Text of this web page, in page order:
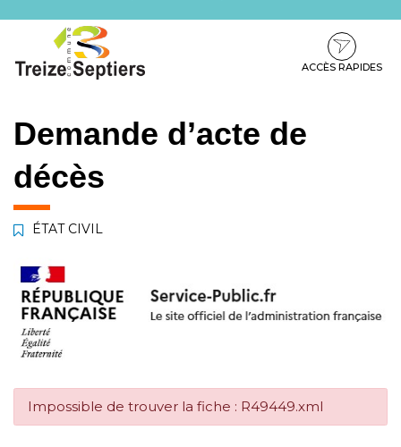
contenu
pied
ACCÈS RAPIDES
Demande d’acte de
décès
ÉTAT CIVIL
Impossible de trouver la fiche : R49449.xml